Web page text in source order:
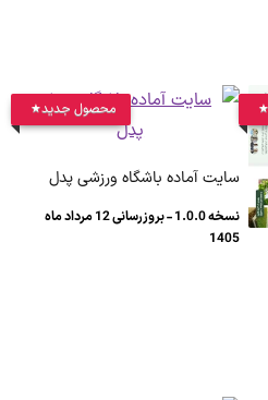
محصول جدید
سایت آماده باشگاه ورزشی پدل
نسخه 1.0.0 - بروزرسانی 12 مرداد ماه
1405